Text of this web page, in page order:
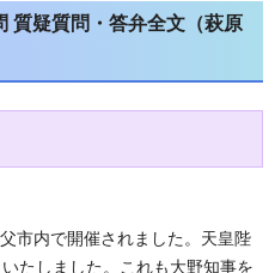
質疑質問・答弁全文（萩原
市内で開催されました。天皇陛
たしました。これも大野知事を